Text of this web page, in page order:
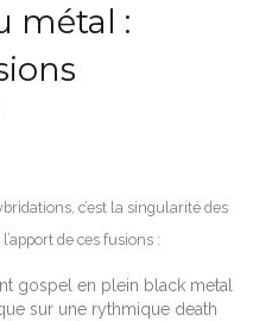
métal :
c’est la singularité des
de ces fusions :
gospel en plein black metal
sur une rythmique death